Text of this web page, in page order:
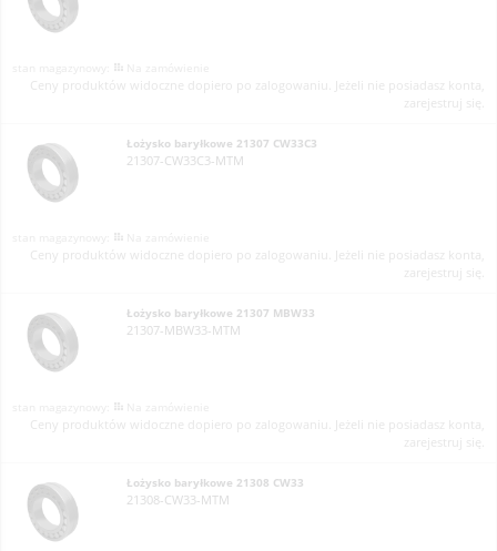
Ceny produktów widoczne dopiero po zalogowaniu. Jeżeli nie posiadasz konta,
zarejestruj się.
Łożysko baryłkowe 21307 CW33C3
21307-CW33C3-MTM
Ceny produktów widoczne dopiero po zalogowaniu. Jeżeli nie posiadasz konta,
zarejestruj się.
Łożysko baryłkowe 21307 MBW33
21307-MBW33-MTM
Ceny produktów widoczne dopiero po zalogowaniu. Jeżeli nie posiadasz konta,
zarejestruj się.
Łożysko baryłkowe 21308 CW33
21308-CW33-MTM